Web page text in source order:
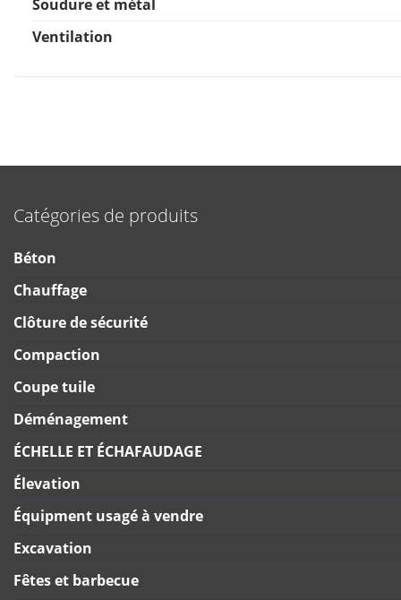
Soudure et métal
Ventilation
Catégories de produits
Béton
Chauffage
Clôture de sécurité
Compaction
Coupe tuile
Déménagement
ÉCHELLE ET ÉCHAFAUDAGE
Élevation
Équipment usagé à vendre
Excavation
Fêtes et barbecue